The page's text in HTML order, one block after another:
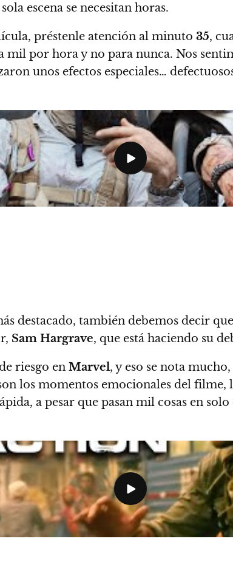
escena se necesitan horas.
préstenle atención al minuto 35,
mil por hora y no para nunca. Nos
unos efectos especiales…
destacado, también debemos decir
Sam Hargrave, que está haciendo su
riesgo en Marvel, y eso se nota
los momentos emocionales del
, a pesar que pasan mil cosas en